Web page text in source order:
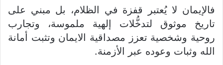
فالإيمان لا يُعتبر قفزة في الظلام، بل مبني على
تاريخ موثوق لتدخُّلات إلهية ملموسة، وتجارب
روحية وشخصية تعزز مصداقية الايمان وتثبت أمانة
الله وثبات وعوده عبر الأزمنة.